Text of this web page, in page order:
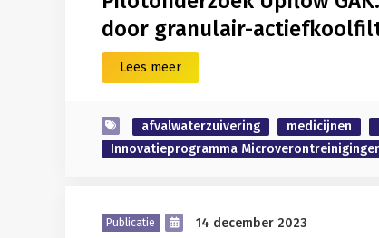
door granulair-
Lees meer
afvalwaterzuivering medicijnen
Innovatieprogramma
Publicatie 14 december 2023